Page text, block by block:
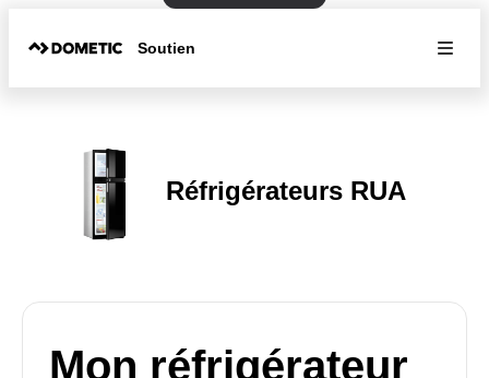
Soutien
Réfrigérateurs RUA
Mon réfrigérateur